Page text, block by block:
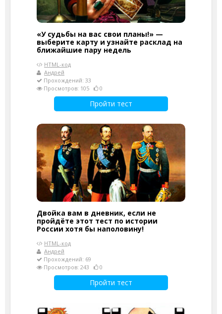
«У судьбы на вас свои планы!» —
выберите карту и узнайте расклад на
ближайшие пару недель
HTML-код
Андрей
Прохождений: 33
Просмотров: 105
0
Пройти тест
Двойка вам в дневник, если не
пройдёте этот тест по истории
России хотя бы наполовину!
HTML-код
Андрей
Прохождений: 69
Просмотров: 243
0
Пройти тест